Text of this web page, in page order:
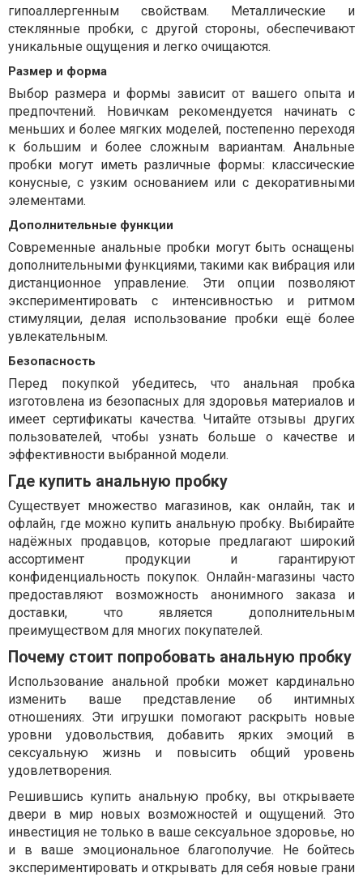
гипоаллергенным свойствам. Металлические и
стеклянные пробки, с другой стороны, обеспечивают
уникальные ощущения и легко очищаются.
Размер и форма
Выбор размера и формы зависит от вашего опыта и
предпочтений. Новичкам рекомендуется начинать с
меньших и более мягких моделей, постепенно переходя
к большим и более сложным вариантам. Анальные
пробки могут иметь различные формы: классические
конусные, с узким основанием или с декоративными
элементами.
Дополнительные функции
Современные анальные пробки могут быть оснащены
дополнительными функциями, такими как вибрация или
дистанционное управление. Эти опции позволяют
экспериментировать с интенсивностью и ритмом
стимуляции, делая использование пробки ещё более
увлекательным.
Безопасность
Перед покупкой убедитесь, что анальная пробка
изготовлена из безопасных для здоровья материалов и
имеет сертификаты качества. Читайте отзывы других
пользователей, чтобы узнать больше о качестве и
эффективности выбранной модели.
Где купить анальную пробку
Существует множество магазинов, как онлайн, так и
офлайн, где можно купить анальную пробку. Выбирайте
надёжных продавцов, которые предлагают широкий
ассортимент продукции и гарантируют
конфиденциальность покупок. Онлайн-магазины часто
предоставляют возможность анонимного заказа и
доставки, что является дополнительным
преимуществом для многих покупателей.
Почему стоит попробовать анальную пробку
Использование анальной пробки может кардинально
изменить ваше представление об интимных
отношениях. Эти игрушки помогают раскрыть новые
уровни удовольствия, добавить ярких эмоций в
сексуальную жизнь и повысить общий уровень
удовлетворения.
Решившись купить анальную пробку, вы открываете
двери в мир новых возможностей и ощущений. Это
инвестиция не только в ваше сексуальное здоровье, но
и в ваше эмоциональное благополучие. Не бойтесь
экспериментировать и открывать для себя новые грани